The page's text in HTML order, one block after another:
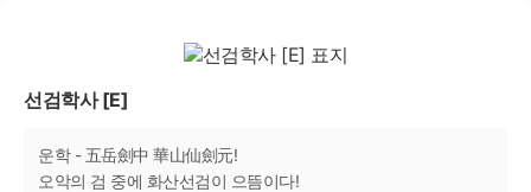
선검학사 [E]
운학 - 五岳劍中 華山仙劍元!
오악의 검 중에 화산선검이 으뜸이다!